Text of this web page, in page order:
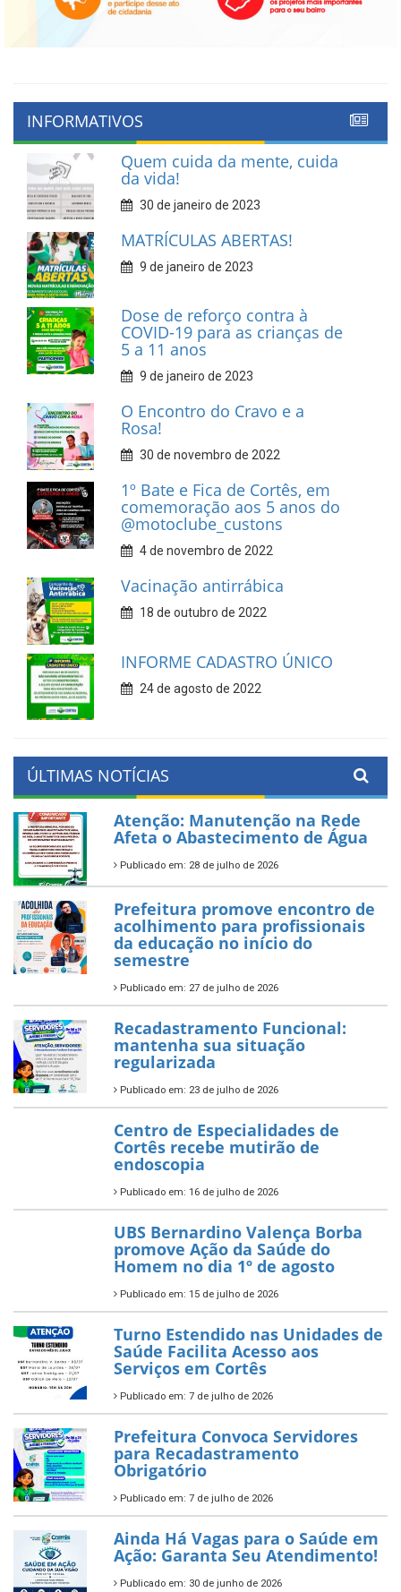
INFORMATIVOS
Quem cuida da mente, cuida
da vida!
30 de janeiro de 2023
MATRÍCULAS ABERTAS!
9 de janeiro de 2023
Dose de reforço contra à
COVID-19 para as crianças de
5 a 11 anos
9 de janeiro de 2023
O Encontro do Cravo e a
Rosa!
30 de novembro de 2022
1º Bate e Fica de Cortês, em
comemoração aos 5 anos do
@motoclube_custons
4 de novembro de 2022
Vacinação antirrábica
18 de outubro de 2022
INFORME CADASTRO ÚNICO
24 de agosto de 2022
ÚLTIMAS NOTÍCIAS
Atenção: Manutenção na Rede
Afeta o Abastecimento de Água
Publicado em: 28 de julho de 2026
Prefeitura promove encontro de
acolhimento para profissionais
da educação no início do
semestre
Publicado em: 27 de julho de 2026
Recadastramento Funcional:
mantenha sua situação
regularizada
Publicado em: 23 de julho de 2026
Centro de Especialidades de
Cortês recebe mutirão de
endoscopia
Publicado em: 16 de julho de 2026
UBS Bernardino Valença Borba
promove Ação da Saúde do
Homem no dia 1º de agosto
Publicado em: 15 de julho de 2026
Turno Estendido nas Unidades de
Saúde Facilita Acesso aos
Serviços em Cortês
Publicado em: 7 de julho de 2026
Prefeitura Convoca Servidores
para Recadastramento
Obrigatório
Publicado em: 7 de julho de 2026
Ainda Há Vagas para o Saúde em
Ação: Garanta Seu Atendimento!
Publicado em: 30 de junho de 2026